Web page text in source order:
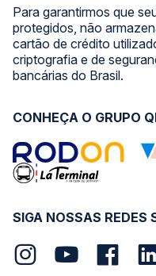
Para garantirmos que
protegidos, não
cartão de crédito
criptografia e de
bancárias do Brasil.
SIGA NOSSAS REDES
CONHEÇA O GRUPO